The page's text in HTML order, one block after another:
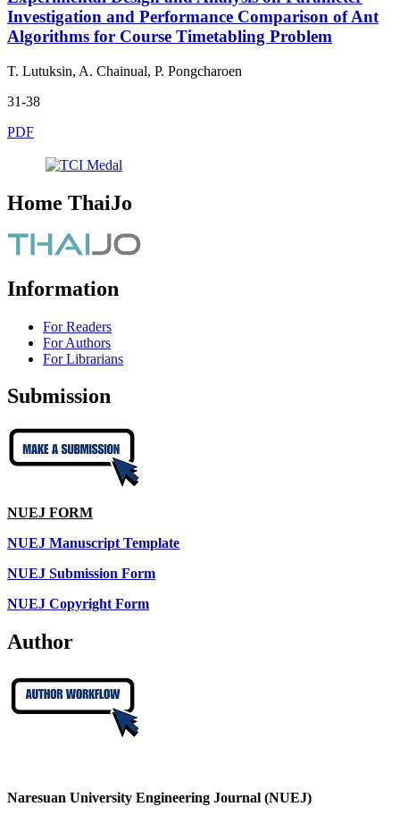
Investigation and Performance Comparison of Ant
Algorithms for Course Timetabling Problem
T. Lutuksin, A. Chainual, P. Pongcharoen
31-38
PDF
Home ThaiJo
Information
For Readers
For Authors
For Librarians
Submission
NUEJ FORM
NUEJ Manuscript Template
NUEJ Submission Form
NUEJ Copyright Form
Author
Naresuan University Engineering Journal (NUEJ)